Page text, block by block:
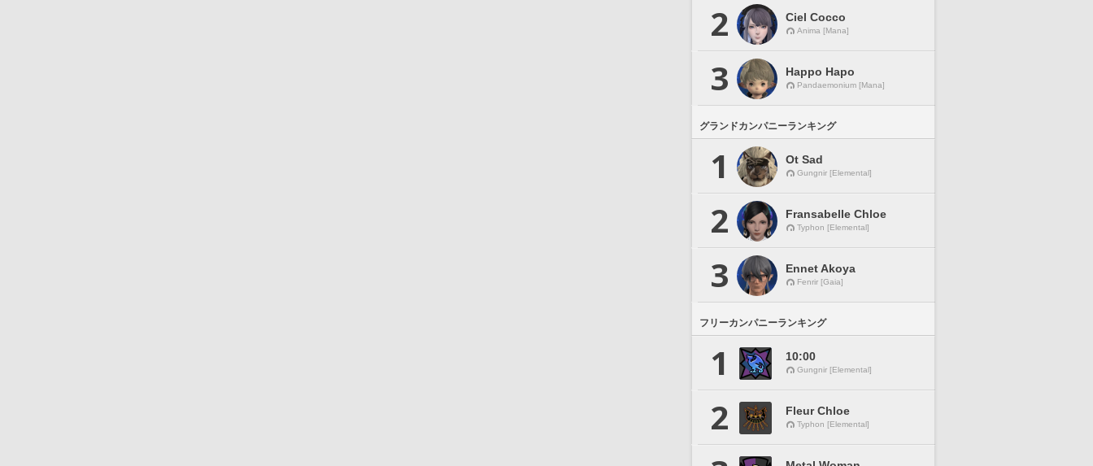
2 Ciel Cocco
Anima [Mana]
3 Happo Hapo
Pandaemonium [Mana]
グランドカンパニーランキング
1 Ot Sad
Gungnir [Elemental]
2 Fransabelle Chloe
Typhon [Elemental]
3 Ennet Akoya
Fenrir [Gaia]
フリーカンパニーランキング
1 10:00
Gungnir [Elemental]
2 Fleur Chloe
Typhon [Elemental]